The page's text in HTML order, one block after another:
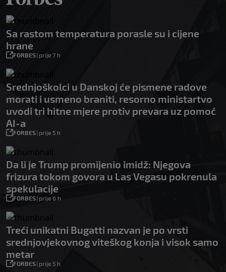
Sa rastom temperatura porasle su i cijene
hrane
FORBES| prije 7 h
Srednjoškolci u Danskoj će pismene radove
morati i usmeno braniti, resorno ministartvo
uvodi tri hitne mjere protiv prevara uz pomoć
AI-a
FORBES| prije 5 h
Da li je Trump promijenio imidž: Njegova
frizura tokom govora u Las Vegasu pokrenula
spekulacije
FORBES| prije 6 h
Treći unikatni Bugatti nazvan je po vrsti
srednjovjekovnog viteškog konja i visok samo
metar
FORBES| prije 5 h